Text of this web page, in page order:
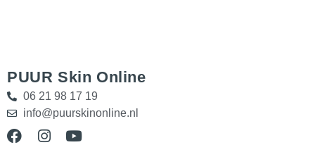
PUUR Skin Online
06 21 98 17 19
info@puurskinonline.nl